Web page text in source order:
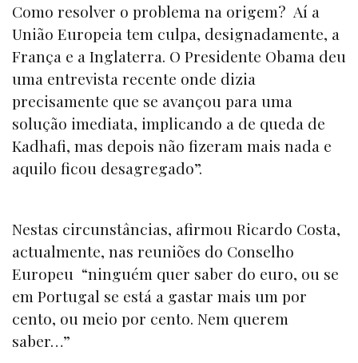
Como resolver o problema na origem? Aí a
União Europeia tem culpa, designadamente, a
França e a Inglaterra. O Presidente Obama deu
uma entrevista recente onde dizia
precisamente que se avançou para uma
solução imediata, implicando a de queda de
Kadhafi, mas depois não fizeram mais nada e
aquilo ficou desagregado”.
Nestas circunstâncias, afirmou Ricardo Costa,
actualmente, nas reuniões do Conselho
Europeu “ninguém quer saber do euro, ou se
em Portugal se está a gastar mais um por
cento, ou meio por cento. Nem querem
saber…”